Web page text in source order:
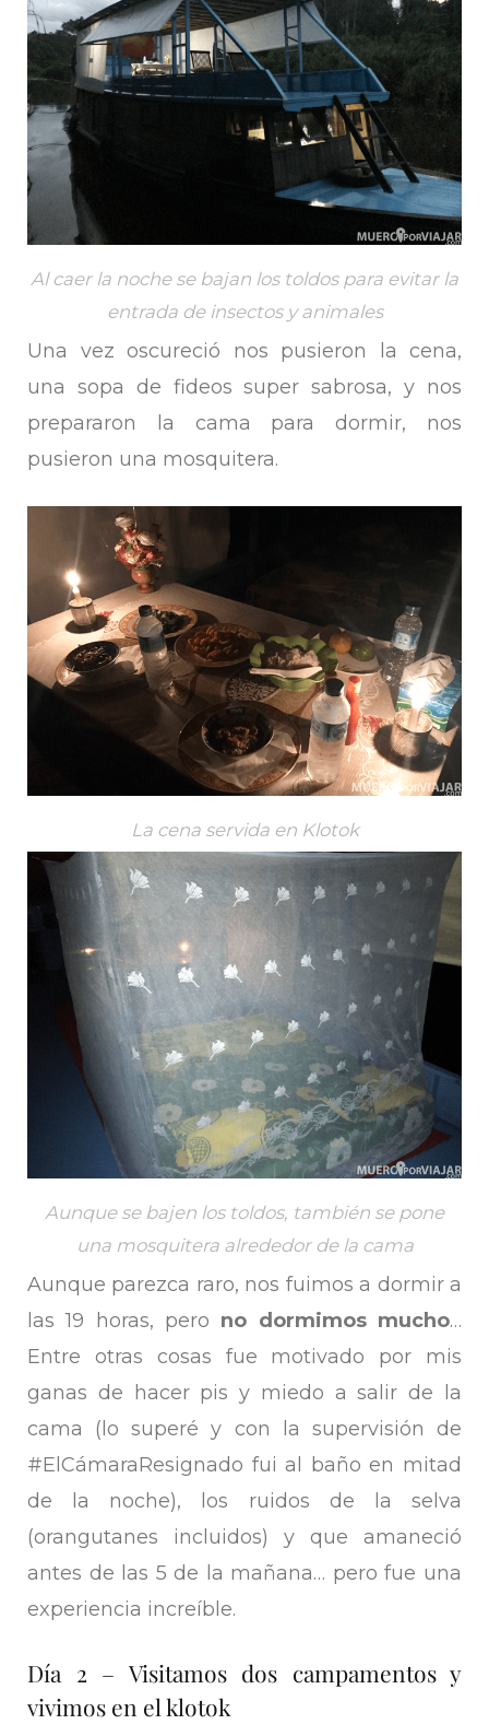
Al caer la noche se bajan los toldos para evitar la
entrada de insectos y animales
Una vez oscureció nos pusieron la cena,
una sopa de fideos super sabrosa, y nos
prepararon la cama para dormir, nos
pusieron una mosquitera.
La cena servida en Klotok
Aunque se bajen los toldos, también se pone
una mosquitera alrededor de la cama
Aunque parezca raro, nos fuimos a dormir a
las 19 horas, pero no dormimos mucho…
Entre otras cosas fue motivado por mis
ganas de hacer pis y miedo a salir de la
cama (lo superé y con la supervisión de
#ElCámaraResignado fui al baño en mitad
de la noche), los ruidos de la selva
(orangutanes incluidos) y que amaneció
antes de las 5 de la mañana… pero fue una
experiencia increíble.
Día 2 – Visitamos dos campamentos y
vivimos en el klotok